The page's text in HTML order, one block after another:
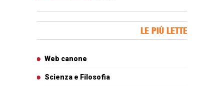
LE PIÙ LETTE
Web canone
Scienza e Filosofia